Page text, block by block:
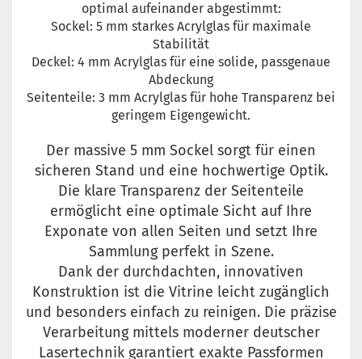
optimal aufeinander abgestimmt:
Sockel: 5 mm starkes Acrylglas für maximale
Stabilität
Deckel: 4 mm Acrylglas für eine solide, passgenaue
Abdeckung
Seitenteile: 3 mm Acrylglas für hohe Transparenz bei
geringem Eigengewicht.
Der massive 5 mm Sockel sorgt für einen
sicheren Stand und eine hochwertige Optik.
Die klare Transparenz der Seitenteile
ermöglicht eine optimale Sicht auf Ihre
Exponate von allen Seiten und setzt Ihre
Sammlung perfekt in Szene.
Dank der durchdachten, innovativen
Konstruktion ist die Vitrine leicht zugänglich
und besonders einfach zu reinigen. Die präzise
Verarbeitung mittels moderner deutscher
Lasertechnik garantiert exakte Passformen